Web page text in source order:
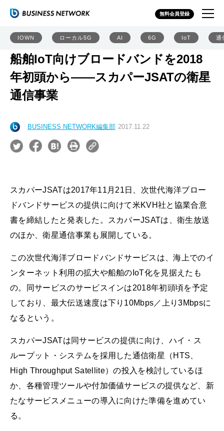
無料会員登録
IOWN ローカル5G AI 6G IoT 通
船舶IoT向けブロードバンドを2018
年初頭から――スカパーJSATの衛星
通信事業
BUSINESS NETWORK編集部 2017.11.22
スカパーJSATは2017年11月21日、次世代海洋ブロー
ドバンドサービスの提供に向けて米KVH社と協業合意
書を締結したと発表した。スカパーJSATは、衛生放送
のほか、衛星通信事業も展開している。
この次世代海洋ブロードバンドサービスは、海上でのイ
ンターネット利用の拡大や船舶のIoT化を見据えたも
の。同サービスのサービスインは2018年初頭頃を予定
しており、最大伝送速度は下り10Mbps／上り3Mbpsに
なるという。
スカパーJSATは同サービスの提供に向け、ハイ・ス
ループット・システムを採用した通信衛星（HTS、
High Throughput Satellite）の投入を検討しているほ
か、各種管理ツールや付加価値サービスの提供など、新
たなサービスメニューの導入に向けた準備を進めてい
る。